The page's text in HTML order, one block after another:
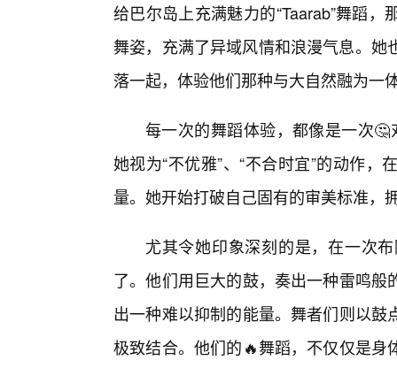
给巴尔岛上充满魅力的“Taarab”舞蹈
舞姿，充满了异域风情和浪漫气息。
落一起，体验他们那种与大自然融为一
每一次的舞蹈体验，都像是一次
她视为“不优雅”、“不合时宜”的动作
量。她开始打破自己固有的审美标准，
尤其令她印象深刻的是，在一次
了。他们用巨大的鼓，奏出一种雷鸣
出一种难以抑制的能量。舞者们则以
极致结合。他们的🔥舞蹈，不仅仅是